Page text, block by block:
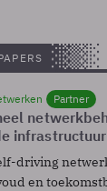
Partner
infrastructuur
driving
en